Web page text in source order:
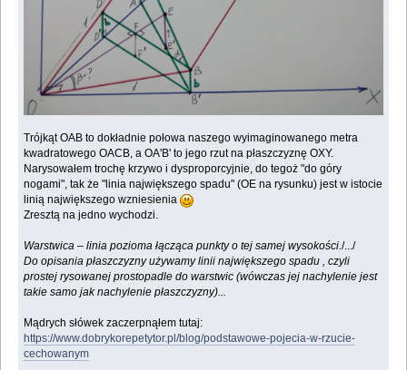
Trójkąt OAB to dokładnie połowa naszego wyimaginowanego metra
kwadratowego OACB, a OA'B' to jego rzut na płaszczyznę OXY.
Narysowałem trochę krzywo i dysproporcyjnie, do tegoż "do góry
nogami", tak że "linia największego spadu" (OE na rysunku) jest w istocie
linią największego wzniesienia
Zresztą na jedno wychodzi.
Warstwica – linia pozioma łącząca punkty o tej samej wysokości./.../
Do opisania płaszczyzny używamy linii największego spadu , czyli
prostej rysowanej prostopadle do warstwic (wówczas jej nachylenie jest
takie samo jak nachylenie płaszczyzny)...
Mądrych słówek zaczerpnąłem tutaj:
https://www.dobrykorepetytor.pl/blog/podstawowe-pojecia-w-rzucie-
cechowanym